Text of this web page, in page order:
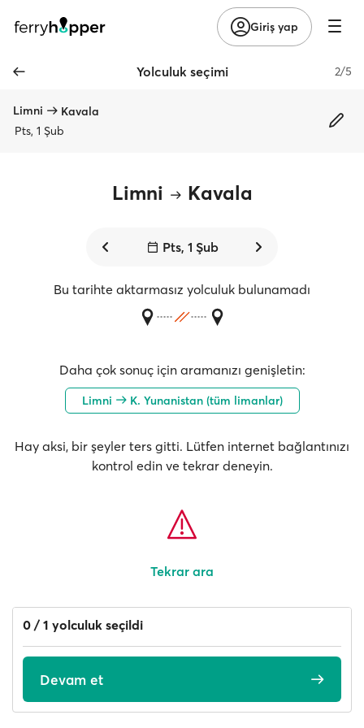
Giriş yap
Yolculuk seçimi 2/5
Limni
Kavala
Pts, 1 Şub
Limni Kavala
Pts, 1 Şub
Bu tarihte aktarmasız yolculuk bulunamadı
Daha çok sonuç için aramanızı genişletin:
Limni K. Yunanistan (tüm limanlar)
Hay aksi, bir şeyler ters gitti. Lütfen internet bağlantınızı
kontrol edin ve tekrar deneyin.
Tekrar ara
0 / 1 yolculuk seçildi
Devam et